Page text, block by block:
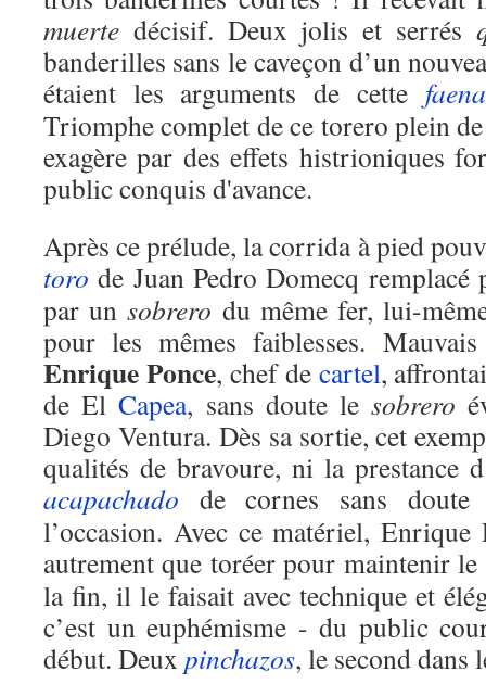
muerte décisif. Deux jolis et serrés
banderilles sans le caveçon d’un
étaient les arguments de cette faena
Triomphe complet de ce torero plein
exagère par des effets histrioniques
public conquis d'avance.
Après ce prélude, la corrida à pied
toro de Juan Pedro Domecq remplacé
par unsobrero du même fer, lui-
pour les mêmes faiblesses.
Enrique Ponce, chef de cartel,
de ElCapea, sans doute lesobrero
Diego Ventura. Dès sa sortie, cet
qualités de bravoure, ni la prestance
acapachado de cornes sans
l’occasion. Avec ce matériel,
autrement que toréer pour maintenir le
la fin, il le faisait avec technique et
c’est un euphémisme - du public
début. Deux pinchazos, le second dans